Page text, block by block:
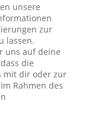
unsere
zur
lassen.
uns auf deine
die
mit dir oder zur
Rahmen des